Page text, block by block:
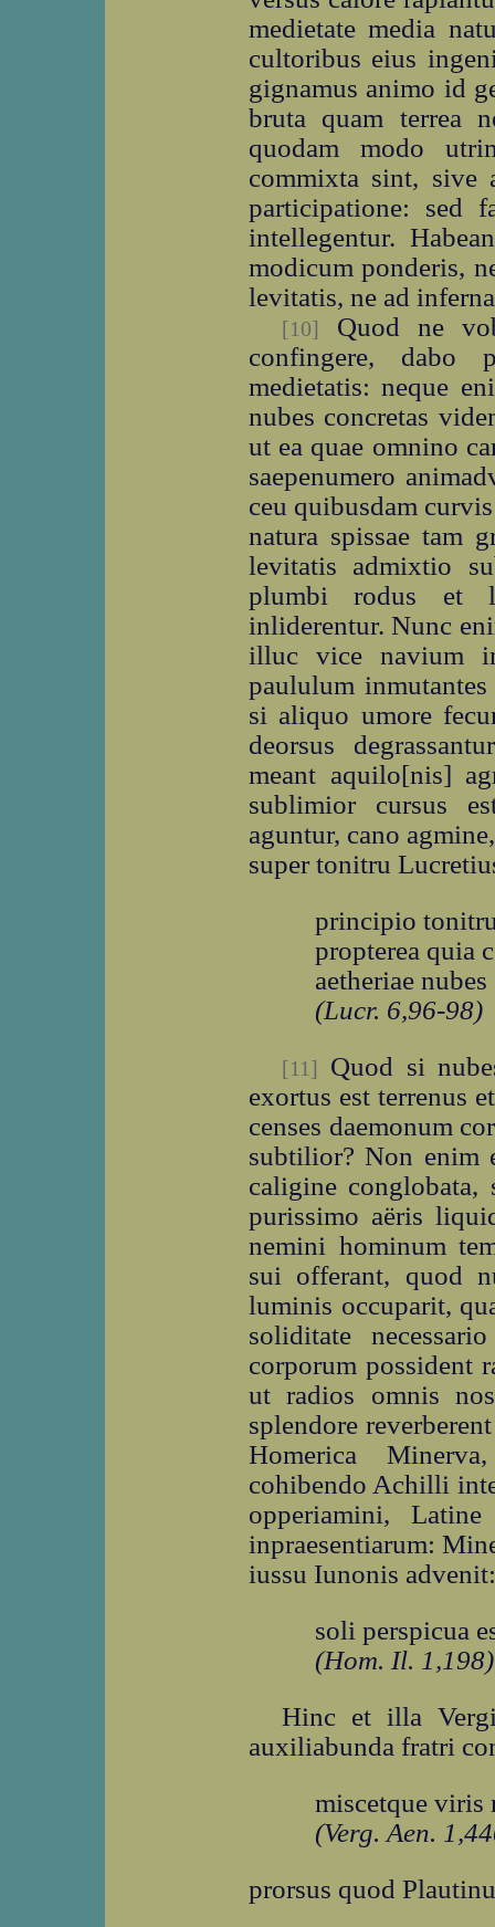
medietate media
cultoribus eius
gignamus animo id
bruta quam terrea
quodam modo
commixta sint, sive
participatione: sed
intellegentur.
modicum ponderis,
levitatis, ne ad
[10]
Quod ne
confingere, dabo
medietatis: neque
nubes concretas
ut ea quae omnino
saepenumero
ceu quibusdam
natura spissae tam
levitatis admixtio
plumbi rodus et
inliderentur. Nunc
illuc vice navium
paululum
si aliquo umore
deorsus
meant aquilo[nis]
sublimior cursus
aguntur, cano
super tonitru
principio
propterea quia
aetheriae
(Lucr. 6,96-98)
[11]
Quod si
exortus est terrenus
censes daemonum
subtilior? Non enim
caligine
purissimo aëris
nemini hominum
sui offerant, quod
luminis occuparit,
soliditate
corporum possident
ut radios omnis
splendore
Homerica
cohibendo Achilli
opperiamini,
inpraesentiarum:
iussu Iunonis advenit:
soli perspicua
(Hom. Il. 1,198)
Hinc et illa
auxiliabunda fratri
miscetque viris
(Verg. Aen.
prorsus quod